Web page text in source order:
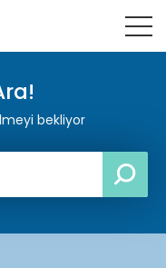
bekliyor